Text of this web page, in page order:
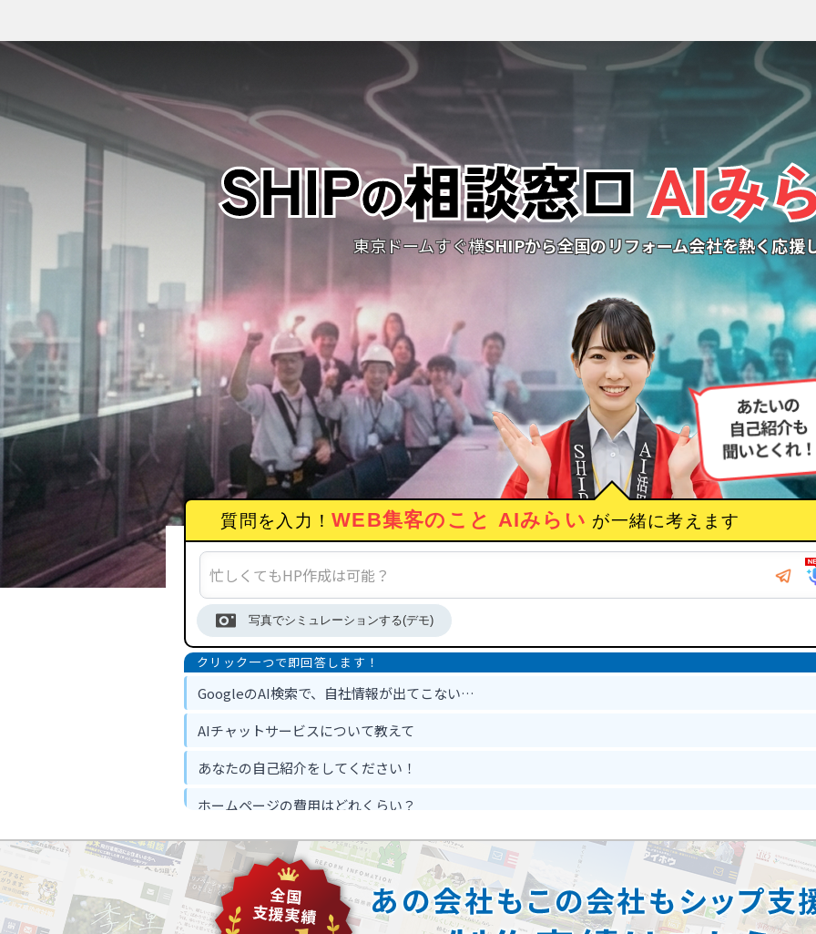
東京ドームすぐ横SHIPから全国のリフォーム会社を熱く応援
質問を入力！WEB集客のこと AIみらい が一緒に考えます
写真でシミュレーションする(デモ)
GoogleのAI検索で、自社情報が出てこない…
AIチャットサービスについて教えて
あなたの自己紹介をしてください！
ホームページの費用はどれくらい？
ホームページ作って反響は出るの？
忙しくてもホームページ作成は可能？